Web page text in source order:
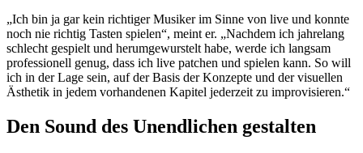
„Ich bin ja gar kein richtiger Musiker im Sinne von live und konnte
noch nie richtig Tasten spielen“, meint er. „Nachdem ich jahrelang
schlecht gespielt und herumgewurstelt habe, werde ich langsam
professionell genug, dass ich live patchen und spielen kann. So will
ich in der Lage sein, auf der Basis der Konzepte und der visuellen
Ästhetik in jedem vorhandenen Kapitel jederzeit zu improvisieren.“
Den Sound des Unendlichen gestalten